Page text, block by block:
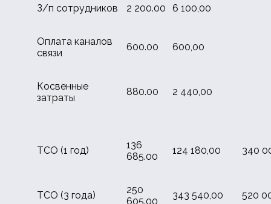
З/п сотрудников 2 200.00 6 100,00
Оплата каналов
связи
600.00 600,00
Косвенные
затраты
880.00 2 440,00
TCO (1 год)
136
685.00
124 180,00 340
TCO (3 года)
250
605.00
343 540,00 520